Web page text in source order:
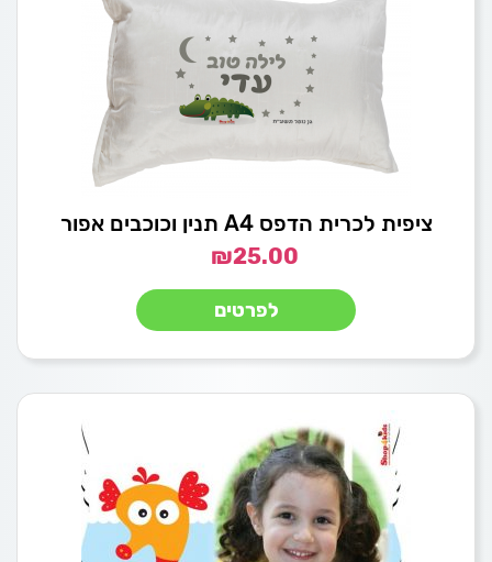
ציפית לכרית הדפס A4 תנין וכוכבים אפור
₪25.00
לפרטים